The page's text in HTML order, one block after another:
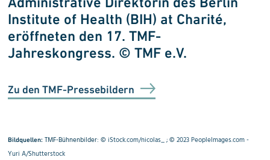
Institute of Health (BIH) at Charité,
eröffneten den 17. TMF-
Jahreskongress. © TMF e.V.
Zu den TMF-Pressebildern
Bildquellen: TMF-Bühnenbilder: ©iStock.com/nicolas_; ©2023 PeopleImages.com -
Yuri A/Shutterstock